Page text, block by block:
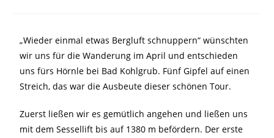
„Wieder einmal etwas Bergluft schnuppern“ wünschten
wir uns für die Wanderung im April und entschieden
uns fürs Hörnle bei Bad Kohlgrub. Fünf Gipfel auf einen
Streich, das war die Ausbeute dieser schönen Tour.
Zuerst ließen wir es gemütlich angehen und ließen uns
mit dem Sessellift bis auf 1380 m befördern. Der erste